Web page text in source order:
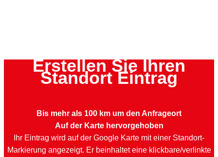
Erstellen Sie Ihren
Standort Eintrag
Bis mehr als 100 km um den Anfrageort
Auf der Karte hervorgehoben
Ihr Eintrag wird auf der Google Karte mit einer Standort-
Markierung angezeigt. Er beinhaltet eine klickbare/verlinkte